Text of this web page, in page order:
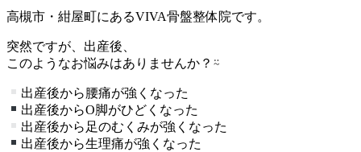
高槻市・紺屋町にあるVIVA骨盤整体院です。
突然ですが、出産後、
このようなお悩みはありませんか？⍨
出産後から腰痛が強くなった
出産後からO脚がひどくなった
出産後から足のむくみが強くなった
出産後から生理痛が強くなった